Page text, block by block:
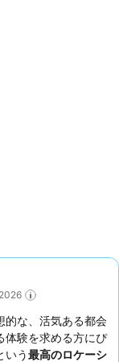
的な、活気ある都会
体験を求める方にぴ
いう最高のロケーシ